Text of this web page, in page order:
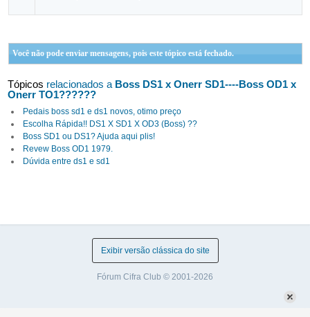
Você não pode enviar mensagens, pois este tópico está fechado.
Tópicos relacionados a Boss DS1 x Onerr SD1----Boss OD1 x
Onerr TO1??????
Pedais boss sd1 e ds1 novos, otimo preço
Escolha Rápida!! DS1 X SD1 X OD3 (Boss) ??
Boss SD1 ou DS1? Ajuda aqui plis!
Revew Boss OD1 1979.
Dúvida entre ds1 e sd1
Exibir versão clássica do site
Fórum Cifra Club © 2001-2026